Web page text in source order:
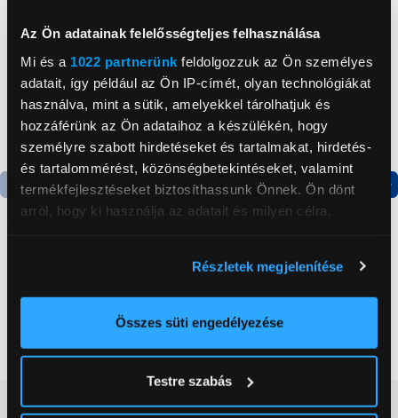
Az Ön adatainak felelősségteljes felhasználása
Mi és a 1022 partnerünk feldolgozzuk az Ön személyes
adatait, így például az Ön IP-címét, olyan technológiákat
használva, mint a sütik, amelyekkel tárolhatjuk és
hozzáférünk az Ön adataihoz a készülékén, hogy
személyre szabott hirdetéseket és tartalmakat, hirdetés-
és tartalommérést, közönségbetekintéseket, valamint
termékfejlesztéseket biztosíthassunk Önnek. Ön dönt
arról, hogy ki használja az adatait és milyen célra.
elhelyezkedéséről pár méteres pontossággal
Az Ön készülékén beazonosítása annak konkrét
módjairól és adja meg preferenciáit aRészletek
pontban. Bármikor módosíthatja vagy visszavonhatja a
Részletek megjelenítése
Összes süti engedélyezése
Testre szabás
Termék adatlap Termék adatlap
Gorenje N619EAXL4
179 999 Ft
Vásárlói vélemények(0)